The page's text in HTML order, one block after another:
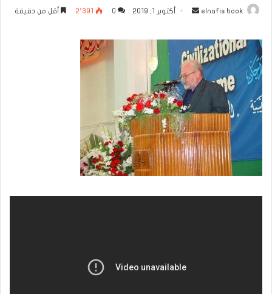
elnafis book
أرسل
إلكترونيا
أكتوبر 1, 2019 0 2٬391 أقل من دقيقة